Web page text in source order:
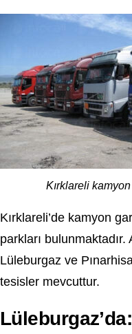
Kırklareli kamyon
Kırklareli’de kamyon
parkları bulunmaktadır.
Lüleburgaz ve
tesisler mevcuttur.
Lüleburgaz’da: